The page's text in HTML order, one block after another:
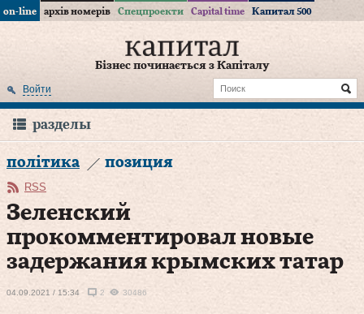
on-line архів номерів Спецпроекти Capital time Капитал 500
Бізнес починається з Капіталу
Войти
разделы
політика позиция
RSS
Зеленский
прокомментировал новые
задержания крымских татар
04.09.2021 / 15:34 2 30486